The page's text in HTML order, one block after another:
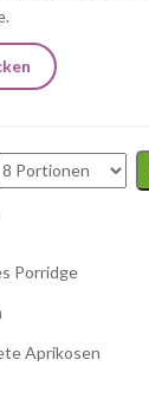
Porridge
Aprikosen